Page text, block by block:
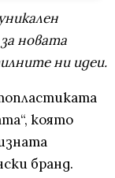
новата
ни идеи.
която
бранд.